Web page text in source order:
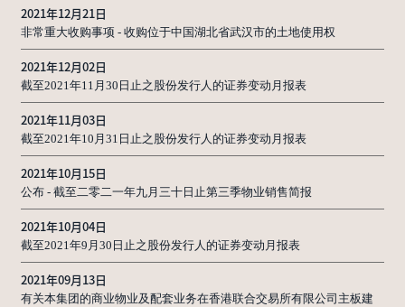
2021年12月21日
非常重大收购事项 - 收购位于中国湖北省武汉市的土地使用权
2021年12月02日
截至2021年11月30日止之股份发行人的证券变动月报表
2021年11月03日
截至2021年10月31日止之股份发行人的证券变动月报表
2021年10月15日
公布 - 截至二零二一年九月三十日止第三季物业销售简报
2021年10月04日
截至2021年9月30日止之股份发行人的证券变动月报表
2021年09月13日
有关本集团的商业物业及配套业务在香港联合交易所有限公司主板建